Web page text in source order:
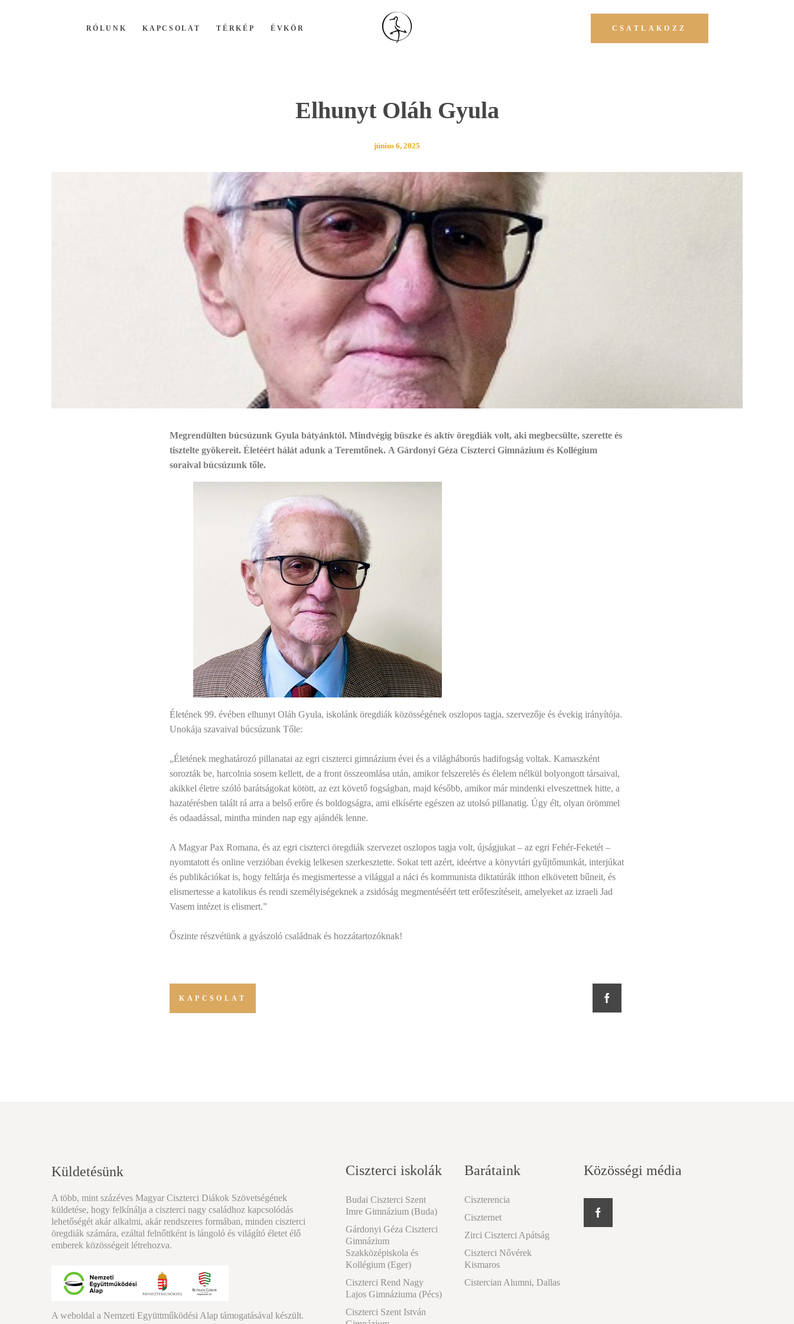
RÓLUNK KAPCSOLAT TÉRKÉP ÉVKÖR CSATLAKOZZ
Elhunyt Oláh Gyula
június 6, 2025
Megrendülten búcsúzunk Gyula bátyánktól. Mindvégig büszke és aktív öregdiák volt, aki megbecsülte, szerette és
tisztelte gyökereit. Életéért hálát adunk a Teremtőnek. A Gárdonyi Géza Ciszterci Gimnázium és Kollégium
soraival búcsúzunk tőle.
Életének 99. évében elhunyt Oláh Gyula, iskolánk öregdiák közösségének oszlopos tagja, szervezője és évekig irányítója.
Unokája szavaival búcsúzunk Tőle:
„Életének meghatározó pillanatai az egri ciszterci gimnázium évei és a világháborús hadifogság voltak. Kamaszként
sorozták be, harcolnia sosem kellett, de a front összeomlása után, amikor felszerelés és élelem nélkül bolyongott társaival,
akikkel életre szóló barátságokat kötött, az ezt követő fogságban, majd később, amikor már mindenki elveszettnek hitte, a
hazatérésben talált rá arra a belső erőre és boldogságra, ami elkísérte egészen az utolsó pillanatig. Úgy élt, olyan örömmel
és odaadással, mintha minden nap egy ajándék lenne.
A Magyar Pax Romana, és az egri ciszterci öregdiák szervezet oszlopos tagja volt, újságjukat – az egri Fehér-Feketét –
nyomtatott és online verzióban évekig lelkesen szerkesztette. Sokat tett azért, ideértve a könyvtári gyűjtőmunkát, interjúkat
és publikációkat is, hogy feltárja és megismertesse a világgal a náci és kommunista diktatúrák itthon elkövetett bűneit, és
elismertesse a katolikus és rendi személyiségeknek a zsidóság megmentéséért tett erőfeszítéseit, amelyeket az izraeli Jad
Vasem intézet is elismert.”
Őszinte részvétünk a gyászoló családnak és hozzátartozóknak!
KAPCSOLAT
Küldetésünk
A több, mint százéves Magyar Ciszterci Diákok Szövetségének
küldetése, hogy felkínálja a ciszterci nagy családhoz kapcsolódás
lehetőségét akár alkalmi, akár rendszeres formában, minden ciszterci
öregdiák számára, ezáltal felnőttként is lángoló és világító életet élő
emberek közösségeit létrehozva.
A weboldal a Nemzeti Együttműködési Alap támogatásával készült.
Ciszterci iskolák
Budai Ciszterci Szent
Imre Gimnázium (Buda)
Gárdonyi Géza Ciszterci
Gimnázium
Szakközépiskola és
Kollégium (Eger)
Ciszterci Rend Nagy
Lajos Gimnáziuma (Pécs)
Ciszterci Szent István
Barátaink
Ciszterencia
Ciszternet
Zirci Ciszterci Apátság
Ciszterci Nővérek
Kismaros
Cistercian Alumni, Dallas
Közösségi média